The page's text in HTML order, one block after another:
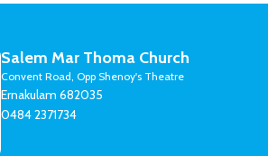
Salem Mar Thoma Church
Convent Road, Opp Shenoy's Theatre
Ernakulam 682035
0484 2371734